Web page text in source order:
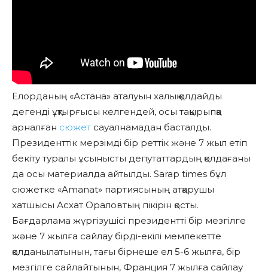
Елорданың «Астана» аталуын халық қолдайды
дегенді ұқтырғысы келгендей, осы тақырыпқа
арналған сюжет сауалнамадан басталды.
Президенттік мерзімді бір реттік және 7 жыл етіп
бекіту туралы ұсынысты депутаттардың қолдағаны
да осы материалда айтылды. Sarap times бұл
сюжетке «Amanat» партиясының атқарушы
хатшысы Асхат Ораловтың пікірін қосты.
Бағдарлама жүргізушісі президентті бір мезгілге
және 7 жылға сайлау бірді-екілі мемлекетте
қолданылатынын, тағы бірнеше ел 5-6 жылға, бір
мезгілге сайлайтынын, Франция 7 жылға сайлау